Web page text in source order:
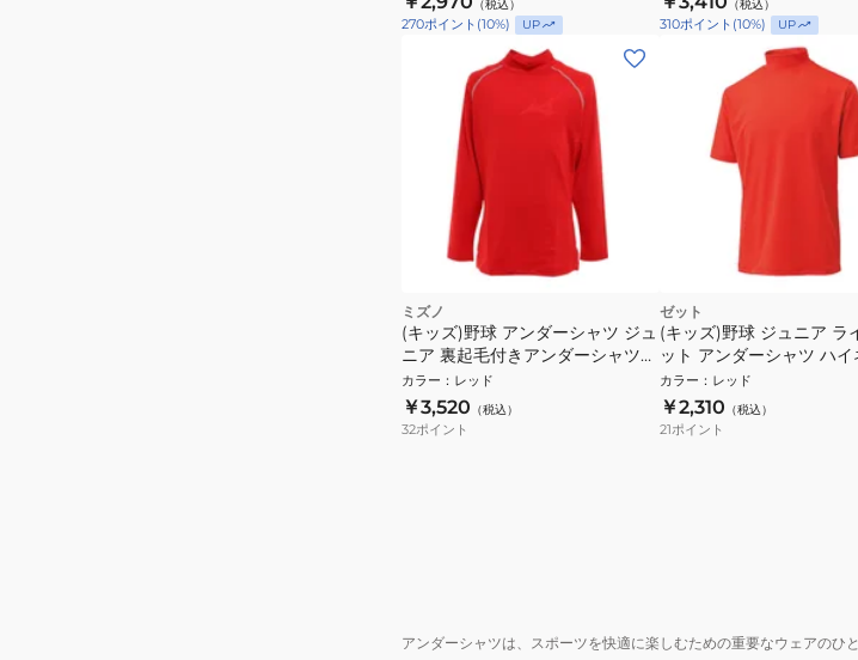
（税込）
270ポイント (10%) UP
（税込）
310ポイント (10%) UP
ミズノ
(キッズ)野球 アンダーシャツ ジュ
ニア 裏起毛付きアンダーシャツ
12JA2P5462
カラー ： レッド
￥3,520 （税込）
32ポイント
ゼット
(キッズ)野球 ジュニア ラ
ット アンダーシャツ ハイ
半袖 BO1920J-6400
カラー ： レッド
￥2,310 （税込）
21ポイント
アンダーシャツは、スポーツを快適に楽しむための重要なウェアの